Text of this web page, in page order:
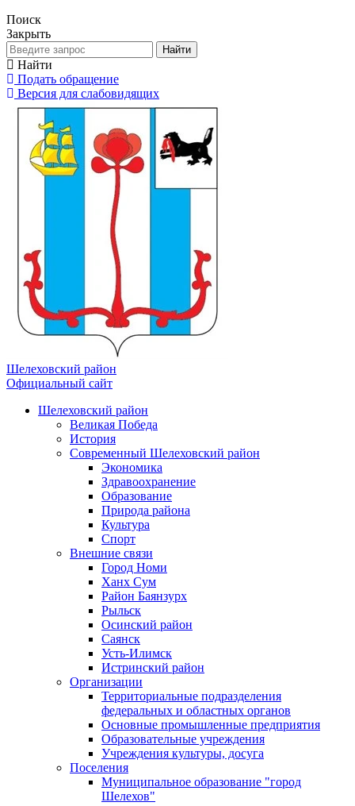
Поиск
Закрыть
Найти
Найти
Подать обращение
Версия для слабовидящих
Шелеховский район
Официальный сайт
Шелеховский район
Великая Победа
История
Современный Шелеховский район
Экономика
Здравоохранение
Образование
Природа района
Культура
Спорт
Внешние связи
Город Номи
Ханх Сум
Район Баянзурх
Рыльск
Осинский район
Саянск
Усть-Илимск
Истринский район
Организации
Территориальные подразделения
федеральных и областных органов
Основные промышленные предприятия
Образовательные учреждения
Учреждения культуры, досуга
Поселения
Муниципальное образование "город
Шелехов"